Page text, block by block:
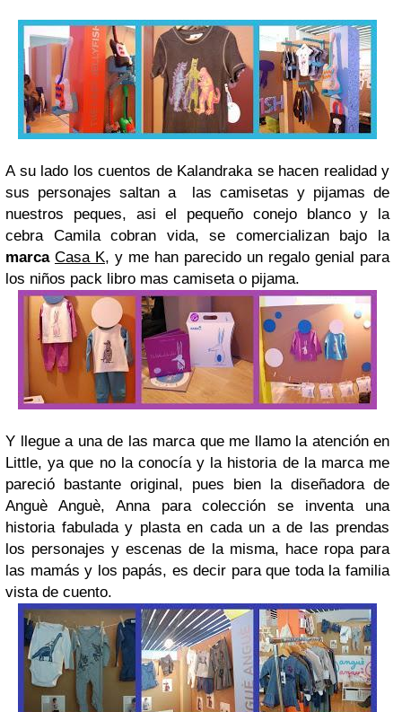
A su lado los cuentos de Kalandraka se hacen realidad y
sus personajes saltan a las camisetas y pijamas de
nuestros peques, asi el pequeño conejo blanco y la
cebra Camila cobran vida, se comercializan bajo la
marca Casa K, y me han parecido un regalo genial para
los niños pack libro mas camiseta o pijama.
Y llegue a una de las marca que me llamo la atención en
Little, ya que no la conocía y la historia de la marca me
pareció bastante original, pues bien la diseñadora de
Anguè Anguè, Anna para colección se inventa una
historia fabulada y plasta en cada un a de las prendas
los personajes y escenas de la misma, hace ropa para
las mamás y los papás, es decir para que toda la familia
vista de cuento.